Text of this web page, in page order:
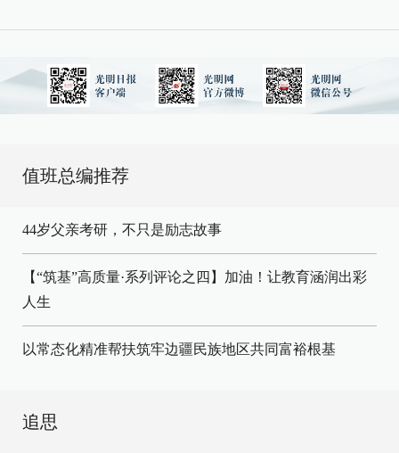
值班总编推荐
44岁父亲考研，不只是励志故事
【“筑基”高质量·系列评论之四】加油！让教育涵润出彩
人生
以常态化精准帮扶筑牢边疆民族地区共同富裕根基
追思